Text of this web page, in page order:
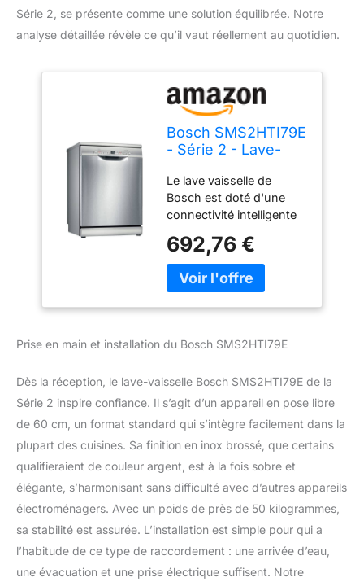
Série 2, se présente comme une solution équilibrée. Notre
analyse détaillée révèle ce qu’il vaut réellement au quotidien.
Bosch SMS2HTI79E
- Série 2 - Lave-
- 60cm - Home
Connect - 12
couverts - Moteur
EcoSilence - Inox
Le lave vaisselle de
Bosch est doté d'une
connectivité intelligente
quotidien. Grâce au
partenariat avec Amazon
Alexa vous pouvez
programme directement
technologie Active Water
du lave-vaisselle permet
d'économiser de l'eau,
performances accrues.
Un système intelligent
adapte la quantité d'eau
à la vaisselle chargée Le
programme ExtraDry du
lave-vaisselle augmente
la température du
rinçage final et prolonge
692,76 €
Prise en main et installation du Bosch SMS2HTI79E
Dès la réception, le lave-vaisselle Bosch SMS2HTI79E de la
Série 2 inspire confiance. Il s’agit d’un appareil en pose libre
de 60 cm, un format standard qui s’intègre facilement dans la
plupart des cuisines. Sa finition en inox brossé, que certains
qualifieraient de couleur argent, est à la fois sobre et
élégante, s’harmonisant sans difficulté avec d’autres appareils
électroménagers. Avec un poids de près de 50 kilogrammes,
sa stabilité est assurée. L’installation est simple pour qui a
l’habitude de ce type de raccordement : une arrivée d’eau,
une évacuation et une prise électrique suffisent. Notre